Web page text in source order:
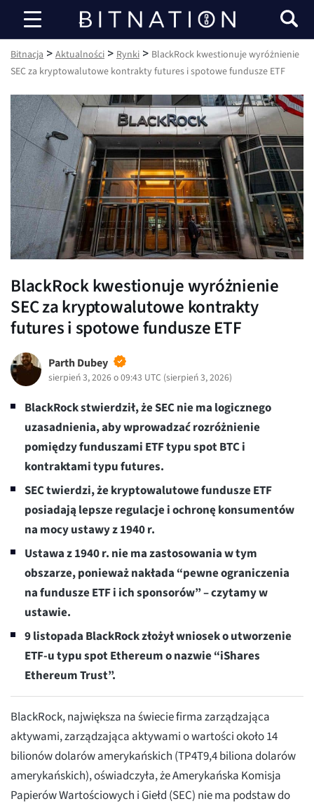
Bitnacja
Bitnacja > Aktualności > Rynki > BlackRock kwestionuje wyróżnienie
SEC za kryptowalutowe kontrakty futures i spotowe fundusze ETF
BlackRock kwestionuje wyróżnienie
SEC za kryptowalutowe kontrakty
futures i spotowe fundusze ETF
Parth Dubey
sierpień 3, 2026 o 09:43 UTC (sierpień 3, 2026)
BlackRock stwierdził, że SEC nie ma logicznego
uzasadnienia, aby wprowadzać rozróżnienie
pomiędzy funduszami ETF typu spot BTC i
kontraktami typu futures.
SEC twierdzi, że kryptowalutowe fundusze ETF
posiadają lepsze regulacje i ochronę konsumentów
na mocy ustawy z 1940 r.
Ustawa z 1940 r. nie ma zastosowania w tym
obszarze, ponieważ nakłada “pewne ograniczenia
na fundusze ETF i ich sponsorów” – czytamy w
ustawie.
9 listopada BlackRock złożył wniosek o utworzenie
ETF-u typu spot Ethereum o nazwie “iShares
Ethereum Trust”.
BlackRock, największa na świecie firma zarządzająca
aktywami, zarządzająca aktywami o wartości około 14
bilionów dolarów amerykańskich (TP4T9,4 biliona dolarów
amerykańskich), oświadczyła, że Amerykańska Komisja
Papierów Wartościowych i Giełd (SEC) nie ma podstaw do